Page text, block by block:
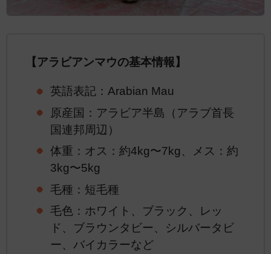
【アラビアンマウの基本情報】
英語表記：Arabian Mau
原産国：アラビア半島（アラブ首長
国連邦周辺）
体重：オス：約4kg〜7kg、メス：約
3kg〜5kg
毛種：短毛種
毛色：ホワイト、ブラック、レッ
ド、ブラウンタビー、シルバータビ
ー、バイカラーなど